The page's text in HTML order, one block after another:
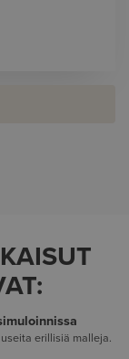
erillisiä malleja.